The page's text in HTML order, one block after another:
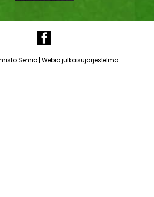
Semio| Webio julkaisujärjestelmä